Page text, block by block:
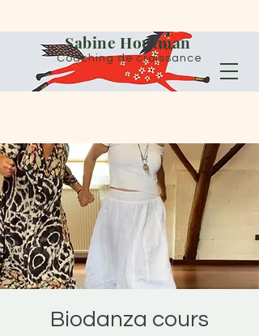
Sabine Houtman
Coaching de croissance
Biodanza cours